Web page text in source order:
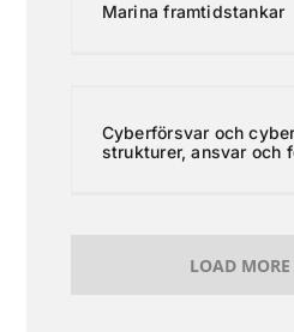
Marina framtidstankar
Cyberförsvar och
strukturer, ansvar och
LOAD MORE